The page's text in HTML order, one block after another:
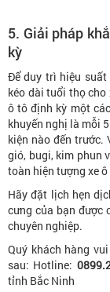
5. Giải pháp
kỳ
Để duy trì hiệu
kéo dài tuổi thọ cho
ô tô định kỳ một
khuyến nghị là mỗi
kiện nào đến trước.
gió, bugi, kim phun
toàn hiện tượng xe
Hãy đặt lịch hẹn
cưng của bạn được
chuyên nghiệp.
Quý khách hàng
sau: Hotline:
tỉnh Bắc Ninh